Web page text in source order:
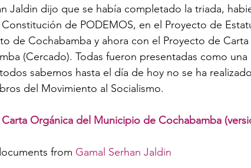
Jaldin dijo que se había completado la triada,
de PODEMOS, en el Proyecto de
de Cochabamba y ahora con el Proyecto de
(Cercado). Todas fueron presentadas como
sabemos hasta el día de hoy no se ha
del Movimiento al Socialismo.
Orgánica del Municipio de Cochabamba
from Gamal Serhan Jaldin